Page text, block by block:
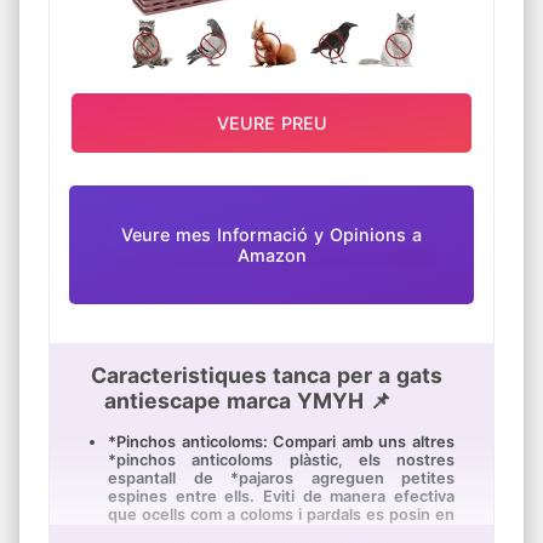
【BON SERVEI】Si té alguna pregunta
després de comprar nostra *pinchos anti
gats, pot contactar-nos en qualsevol moment
i li oferirem una solució dins de les 24 hores.
Veure mes Informació y Opinions a
Amazon
Caracteristiques tanca per a gats
antiescape marca YMYH 📌
*Pinchos anticoloms: Compari amb uns altres
*pinchos anticoloms plàstic, els nostres
espantall de *pajaros agreguen petites
espines entre ells. Eviti de manera efectiva
que ocells com a coloms i pardals es posin en
VEURE PREU